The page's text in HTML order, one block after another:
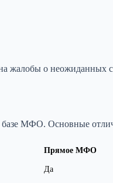
о неожиданных
базе МФО. Основные
Прямое МФО
Да